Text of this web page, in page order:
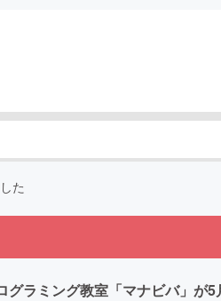
た
グラミング教室「マナビバ」が